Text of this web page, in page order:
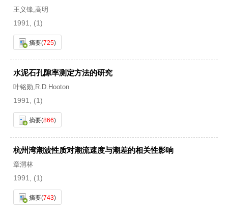
王义锋,高明
1991, (1)
摘要(725)
水泥石孔隙率测定方法的研究
叶铭勋,R.D.Hooton
1991, (1)
摘要(866)
杭州湾潮波性质对潮流速度与潮差的相关性影响
章渭林
1991, (1)
摘要(743)